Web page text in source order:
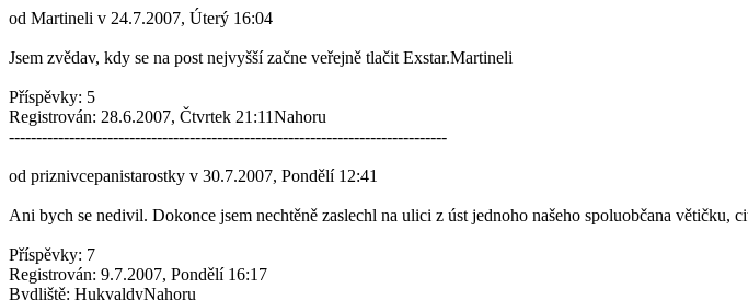
od Martineli v 24.7.2007, Úterý 16:04
Jsem zvědav, kdy se na post nejvyšší začne veřejně tlačit Exstar.Martineli
Příspěvky: 5
Registrován: 28.6.2007, Čtvrtek 21:11Nahoru
--------------------------------------------------------------------------------
od priznivcepanistarostky v 30.7.2007, Pondělí 12:41
Ani bych se nedivil. Dokonce jsem nechtěně zaslechl na ulici z úst jednoho našeho spoluobčana
Příspěvky: 7
Registrován: 9.7.2007, Pondělí 16:17
Bydliště: HukvaldyNahoru